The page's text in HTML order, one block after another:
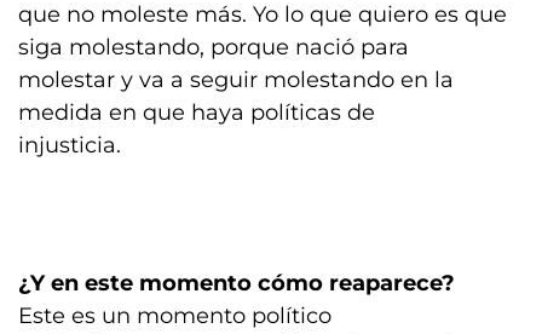
que no moleste más. Yo lo que quiero es que
siga molestando, porque nació para
molestar y va a seguir molestando en la
medida en que haya políticas de
injusticia.
¿Y en este momento cómo reaparece?
Este es un momento político